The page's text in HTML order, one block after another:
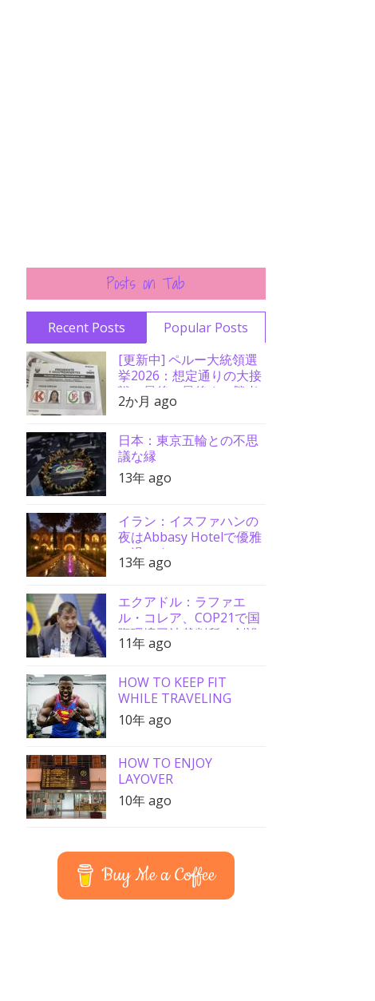
Posts on Tab
Recent Posts
Popular Posts
[更新中] ペルー大統領選
挙2026：想定通りの大接
戦、最後の最後まで勝者
分からず
2か月 ago
日本：東京五輪との不思
議な縁
13年 ago
イラン：イスファハンの
夜はAbbasy Hotelで優雅
に過ごす
13年 ago
エクアドル：ラファエ
ル・コレア、COP21で国
際環境司法裁判所の創設
を要請
11年 ago
HOW TO KEEP FIT
WHILE TRAVELING
10年 ago
HOW TO ENJOY
LAYOVER
10年 ago
Buy Me a Coffee